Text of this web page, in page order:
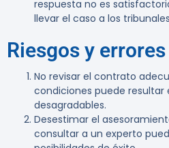
respuesta no es
llevar el caso a los
Riesgos y
No revisar el contrato
condiciones puede resultar
desagradables.
Desestimar el
consultar a un experto